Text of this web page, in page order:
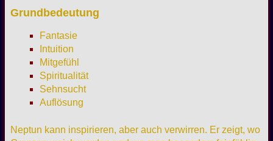
Grundbedeutung
Fantasie
Intuition
Mitgefühl
Spiritualität
Sehnsucht
Auflösung
Neptun kann inspirieren, aber auch verwirren. Er zeigt, wo